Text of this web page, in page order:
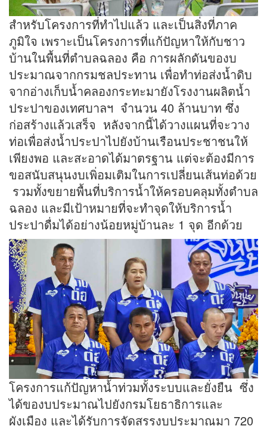
สำหรับโครงการที่ทำไปแล้ว และเป็นสิ่งที่ภาค
ภูมิใจ เพราะเป็นโครงการที่แก้ปัญหาให้กับชาว
บ้านในพื้นที่ตำบลฉลอง คือ การผลักดันของบ
ประมาณจากกรมชลประทาน เพื่อทำท่อส่งน้ำดิบ
จากอ่างเก็บน้ำคลองกระทะมายังโรงงานผลิตน้ำ
ประปาของเทศบาลฯ จำนวน 40 ล้านบาท ซึ่ง
ก่อสร้างแล้วเสร็จ หลังจากนี้ได้วางแผนที่จะวาง
ท่อเพื่อส่งน้ำประปาไปยังบ้านเรือนประชาชนให้
เพียงพอ และสะอาดได้มาตรฐาน แต่จะต้องมีการ
ขอสนับสนุนงบเพิ่อมเติมในการเปลี่ยนเส้นท่อด้วย
รวมทั้งขยายพื้นที่บริการน้ำให้ครอบคลุมทั้งตำบล
ฉลอง และมีเป้าหมายที่จะทำจุดให้บริการน้ำ
ประปาดื่มได้อย่างน้อยหมู่บ้านละ 1 จุด อีกด้วย
โครงการแก้ปัญหาน้ำท่วมทั้งระบบและยั่งยืน ซึ่ง
ได้ของบประมาณไปยังกรมโยธาธิการและ
ผังเมือง และได้รับการจัดสรรงบประมาณมา 720